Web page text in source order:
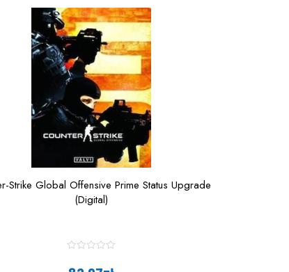
Strike Global Offensive Prime Status Upgrade
(Digital)
a